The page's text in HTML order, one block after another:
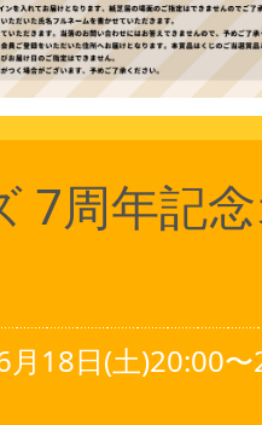
7周年記
月18日(土)20:00